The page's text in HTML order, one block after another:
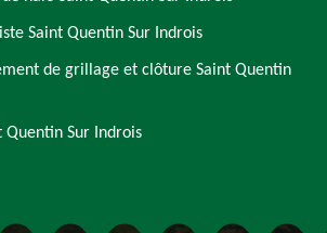
Saint Quentin Sur Indrois
de grillage et clôture Saint Quentin
Quentin Sur Indrois